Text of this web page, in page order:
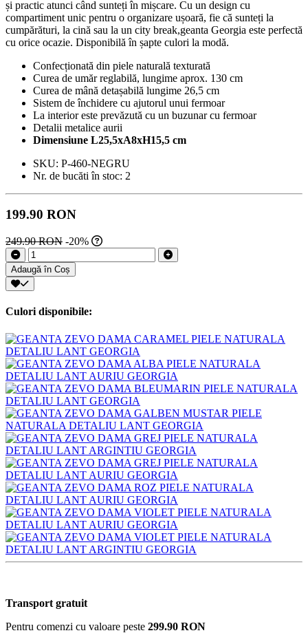
și practic atunci când sunteți în mișcare. Cu un design cu
compartiment unic pentru o organizare ușoară, fie că sunteți la
cumpărături, la cină sau la un city break,geanta Georgia este perfectă
cu orice ocazie. Disponibilă în șapte culori la modă.
Confecționată din piele naturală texturată
Curea de umăr reglabilă, lungime aprox. 130 cm
Curea de mână detașabilă lungime 26,5 cm
Sistem de închidere cu ajutorul unui fermoar
La interior este prevăzută cu un buzunar cu fermoar
Detalii metalice aurii
Dimensiune L25,5xA8xH15,5 cm
SKU: P-460-NEGRU
Nr. de bucăti în stoc: 2
199.90 RON
249.90 RON -20%
Adaugă în Coș
Culori disponibile:
Transport gratuit
Pentru comenzi cu valoare peste 299.90 RON